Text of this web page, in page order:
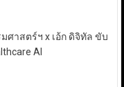
ศาสตร์ฯ x เอ้ก ดิจิทัล ขับ
AI